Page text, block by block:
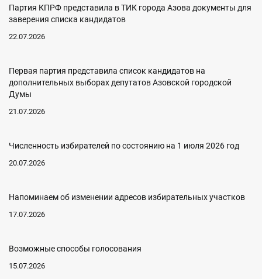
Партия КПРФ представила в ТИК города Азова документы для
заверения списка кандидатов
22.07.2026
Первая партия представила список кандидатов на
дополнительных выборах депутатов Азовской городской
Думы
21.07.2026
Численность избирателей по состоянию на 1 июля 2026 год
20.07.2026
Напоминаем об изменении адресов избирательных участков
17.07.2026
Возможные способы голосования
15.07.2026